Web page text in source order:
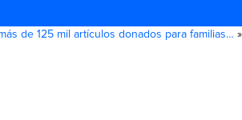
de 125 mil artículos donados para familias… »